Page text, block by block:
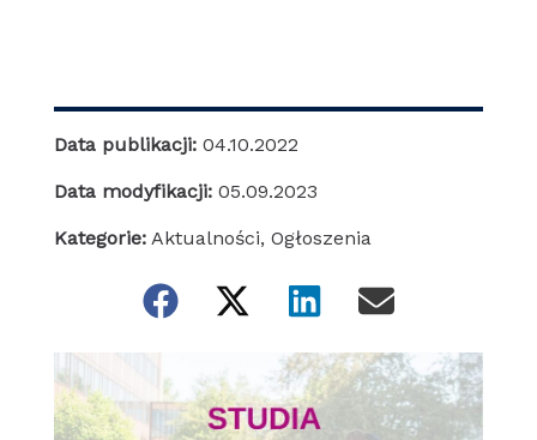
Data publikacji: 04.10.2022
Data modyfikacji: 05.09.2023
Kategorie: Aktualności, Ogłoszenia